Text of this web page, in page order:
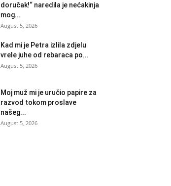
doručak!“ naredila je nećakinja
mog...
August 5, 2026
Kad mi je Petra izlila zdjelu
vrele juhe od rebaraca po...
August 5, 2026
Moj muž mi je uručio papire za
razvod tokom proslave
našeg...
August 5, 2026